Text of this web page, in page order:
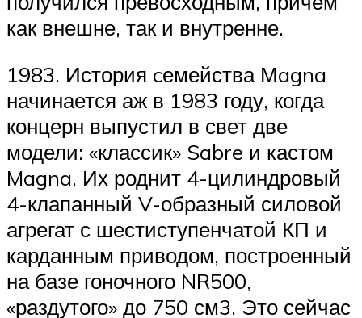
как внешне, так и внутренне.
1983. История cемейства Мagna
начинается аж в 1983 году, когда
концерн выпустил в свет две
модели: «классик» Sabre и кастом
Magna. Их роднит 4-цилиндровый
4-клапанный V-образный силовой
агрегат с шестиступенчатой КП и
карданным приводом, построенный
на базе гоночного NR500,
«раздутого» до 750 см3. Это сейчас